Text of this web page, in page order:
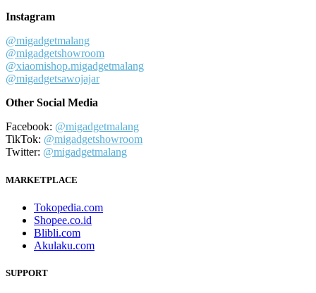
Instagram
@migadgetmalang
@migadgetshowroom
@xiaomishop.migadgetmalang
@migadgetsawojajar
Other Social Media
Facebook: @migadgetmalang
TikTok: @migadgetshowroom
Twitter: @migadgetmalang
MARKETPLACE
Tokopedia.com
Shopee.co.id
Blibli.com
Akulaku.com
SUPPORT